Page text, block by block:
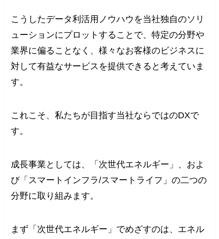
こうしたデータ利活用ノウハウを当社独自のソリ
ューションにプロットすることで、特定の分野や
業界に偏ることなく、様々なお客様のビジネスに
対して有益なサービスを提供できると考えていま
す。
これこそ、私たちが目指す当社ならではのDXで
す。
成長事業としては、「次世代エネルギー」、およ
び「スマートインフラ/スマートライフ」の二つの
分野に取り組みます。
まず「次世代エネルギー」でめざすのは、エネル